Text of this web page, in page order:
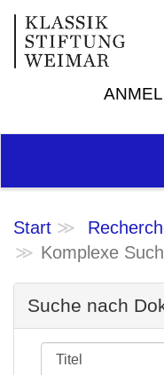
Start
Komplexe
Suche nach